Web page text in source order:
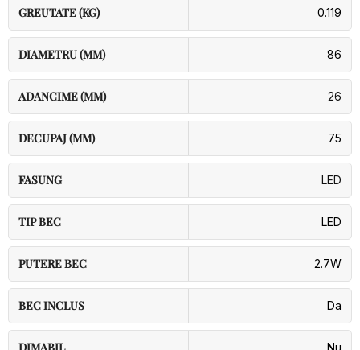
GREUTATE (KG) 0.119
DIAMETRU (MM) 86
ADANCIME (MM) 26
DECUPAJ (MM) 75
FASUNG LED
TIP BEC LED
PUTERE BEC 2.7W
BEC INCLUS Da
Nu